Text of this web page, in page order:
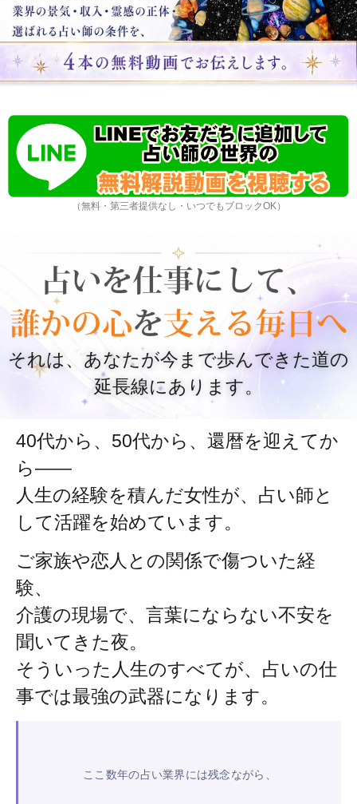
（無料・第三者提供なし・いつでもブロックOK）
それは、あなたが今まで歩んできた道の
延長線にあります。
40代から、50代から、還暦を迎えてか
ら——
人生の経験を積んだ女性が、占い師と
して活躍を始めています。
ご家族や恋人との関係で傷ついた経
験、
介護の現場で、言葉にならない不安を
聞いてきた夜。
そういった人生のすべてが、占いの仕
事では最強の武器になります。
ここ数年の占い業界には残念ながら、